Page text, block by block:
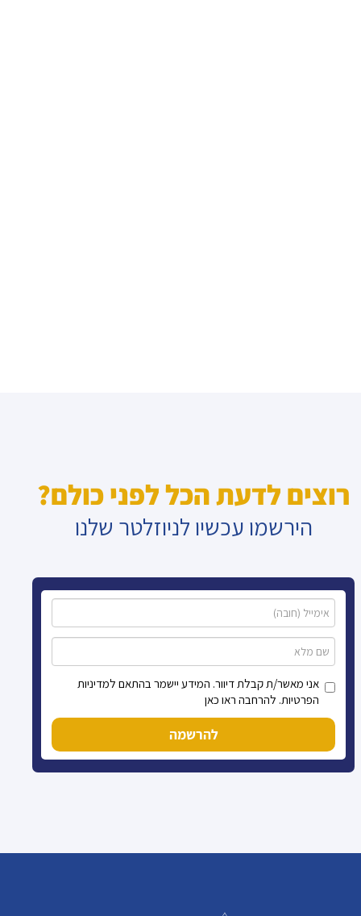
רוצים לדעת הכל לפני כולם?
הירשמו עכשיו לניוזלטר שלנו
אני מאשר/ת קבלת דיוור. המידע יישמר בהתאם למדיניות
הפרטיות. להרחבה ראו כאן
להרשמה